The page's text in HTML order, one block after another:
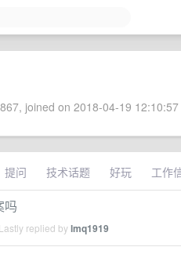
joined on 2018-04-19
提问 技术话题 好玩 工作
吗
replied bylmq1919